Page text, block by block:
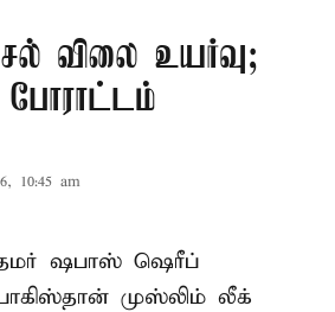
விலை உயர்வு;
போராட்டம்
10:45 am
ஷபாஸ் ஷெரீப்
முஸ்லிம் லீக்